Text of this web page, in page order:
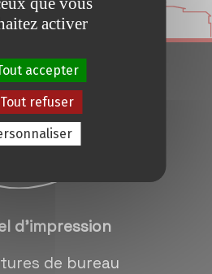
en 24H
métier
magasins
d'impression
de bureau
activer
accepter
Tout refuser